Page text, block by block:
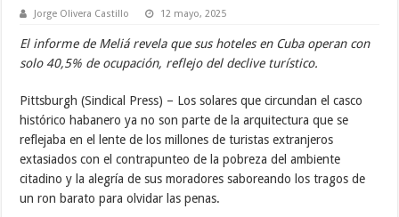
Jorge Olivera Castillo 12 mayo, 2025
El informe de Meliá revela que sus hoteles en Cuba operan con
solo 40,5% de ocupación, reflejo del declive turístico.
Pittsburgh (Sindical Press) – Los solares que circundan el casco
histórico habanero ya no son parte de la arquitectura que se
reflejaba en el lente de los millones de turistas extranjeros
extasiados con el contrapunteo de la pobreza del ambiente
citadino y la alegría de sus moradores saboreando los tragos de
un ron barato para olvidar las penas.